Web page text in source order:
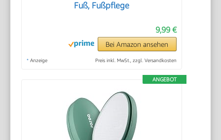
Fuß, Fußpflege
9,99 €
Bei Amazon ansehen
* Anzeige Preis inkl. MwSt., zzgl. Versandkosten
ANGEBOT